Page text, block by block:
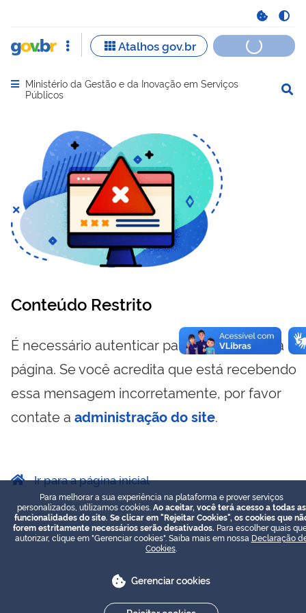
Abrir menu principal de navegação
Ministério da Gestão e da Inovação em Serviços
Públicos
Conteúdo Restrito
É necessário autenticar para visualizar essa
página. Se você acredita que está recebendo
essa mensagem incorretamente, por favor
contate a administração do site.
Ir para a página inicial
Para melhorar a sua experiência na plataforma e prover serviços
personalizados, utilizamos cookies. Ao aceitar, você terá acesso a todas as
funcionalidades do site. Se clicar em "Rejeitar Cookies", os cookies que
forem estritamente necessários serão desativados. Para escolher quais
autorizar, clique em "Gerenciar cookies". Saiba mais em nossa Declaração
Cookies
Gerenciar cookies